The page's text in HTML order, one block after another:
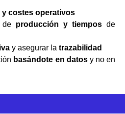
costes operativos
de producción y tiempos de
y asegurar la trazabilidad
basándote en datos y no en